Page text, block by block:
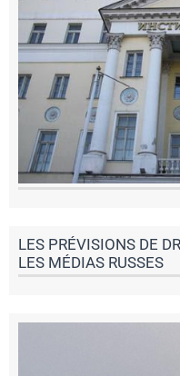
LES PRÉVISIONS DE
LES MÉDIAS RUSSES